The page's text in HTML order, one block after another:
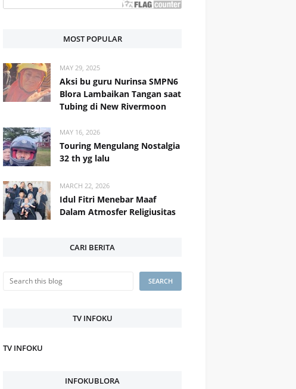
MOST POPULAR
MAY 29, 2025
Aksi bu guru Nurinsa SMPN6
Blora Lambaikan Tangan saat
Tubing di New Rivermoon
MAY 16, 2026
Touring Mengulang Nostalgia
32 th yg lalu
MARCH 22, 2026
Idul Fitri Menebar Maaf
Dalam Atmosfer Religiusitas
CARI BERITA
TV INFOKU
TV INFOKU
INFOKUBLORA